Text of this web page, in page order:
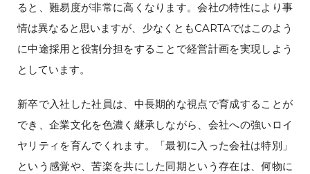
ると、難易度が非常に高くなります。会社の特性により事
情は異なると思いますが、少なくともCARTAではこのよう
に中途採用と役割分担をすることで経営計画を実現しよう
としています。
新卒で入社した社員は、中長期的な視点で育成することが
でき、企業文化を色濃く継承しながら、会社への強いロイ
ヤリティを育んでくれます。「最初に入った会社は特別」
という感覚や、苦楽を共にした同期という存在は、何物に